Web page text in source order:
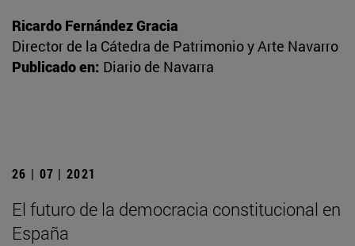
Ricardo Fernández Gracia
Director de la Cátedra de Patrimonio y Arte Navarro
Publicado en: Diario de Navarra
26 | 07 | 2021
El futuro de la democracia constitucional en
España